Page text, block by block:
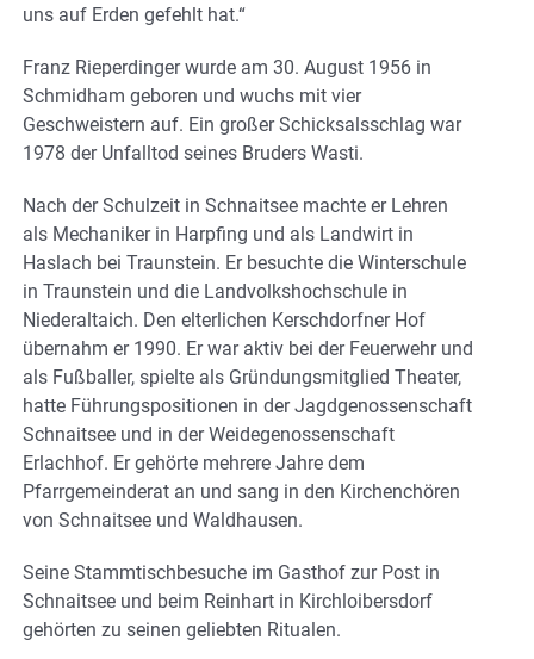
uns auf Erden gefehlt hat.“
Franz Rieperdinger wurde am 30. August 1956 in
Schmidham geboren und wuchs mit vier
Geschweistern auf. Ein großer Schicksalsschlag war
1978 der Unfalltod seines Bruders Wasti.
Nach der Schulzeit in Schnaitsee machte er Lehren
als Mechaniker in Harpfing und als Landwirt in
Haslach bei Traunstein. Er besuchte die Winterschule
in Traunstein und die Landvolkshochschule in
Niederaltaich. Den elterlichen Kerschdorfner Hof
übernahm er 1990. Er war aktiv bei der Feuerwehr und
als Fußballer, spielte als Gründungsmitglied Theater,
hatte Führungspositionen in der Jagdgenossenschaft
Schnaitsee und in der Weidegenossenschaft
Erlachhof. Er gehörte mehrere Jahre dem
Pfarrgemeinderat an und sang in den Kirchenchören
von Schnaitsee und Waldhausen.
Seine Stammtischbesuche im Gasthof zur Post in
Schnaitsee und beim Reinhart in Kirchloibersdorf
gehörten zu seinen geliebten Ritualen.